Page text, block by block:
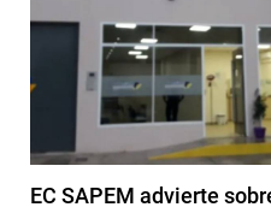
EC SAPEM advierte